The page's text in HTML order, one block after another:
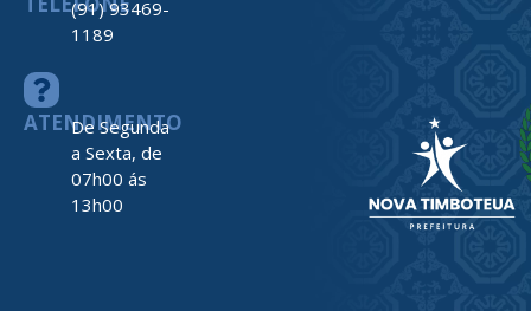
(91) 93469-
1189
ATENDIMENTO
De Segunda
a Sexta, de
07h00 ás
13h00